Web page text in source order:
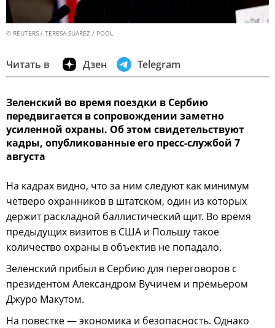
© REUTERS / TERESA SUAREZ / POOL
Читать в Дзен Telegram
Зеленский во время поездки в Сербию
передвигается в сопровождении заметно
усиленной охраны. Об этом свидетельствуют
кадры, опубликованные его пресс-службой 7
августа
На кадрах видно, что за ним следуют как минимум
четверо охранников в штатском, один из которых
держит раскладной баллистический щит. Во время
предыдущих визитов в США и Польшу такое
количество охраны в объектив не попадало.
Зеленский прибыл в Сербию для переговоров с
президентом Александром Вучичем и премьером
Джуро Макутом.
На повестке — экономика и безопасность. Однако